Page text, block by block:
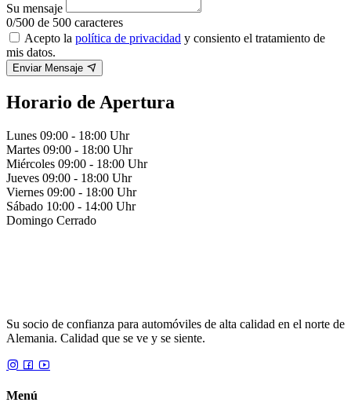
Su mensaje
0/500 de 500 caracteres
Acepto la política de privacidad y consiento el tratamiento de
mis datos.
Enviar Mensaje
Horario de Apertura
Lunes 09:00 - 18:00 Uhr
Martes 09:00 - 18:00 Uhr
Miércoles 09:00 - 18:00 Uhr
Jueves 09:00 - 18:00 Uhr
Viernes 09:00 - 18:00 Uhr
Sábado 10:00 - 14:00 Uhr
Domingo Cerrado
Su socio de confianza para automóviles de alta calidad en el norte de
Alemania. Calidad que se ve y se siente.
Menú